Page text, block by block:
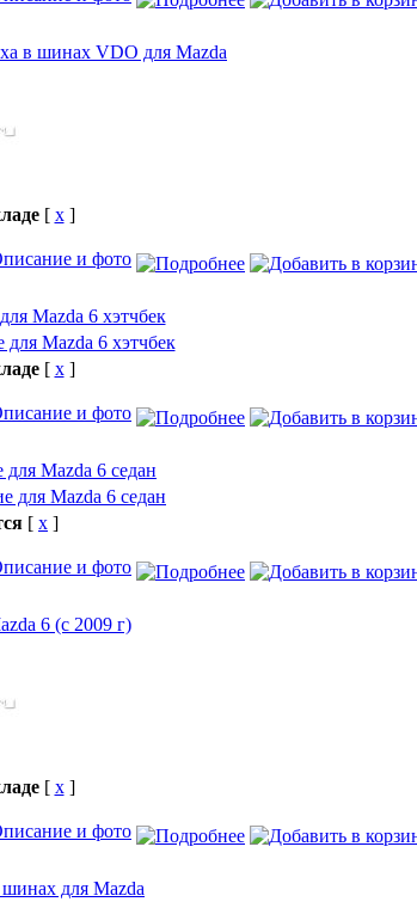
в шинах VDO для Mazda
[ x]
Mazda 6 хэтчбек
[ x]
Mazda 6 седан
[ x ]
6 (с 2009 г)
[ x]
для Mazda